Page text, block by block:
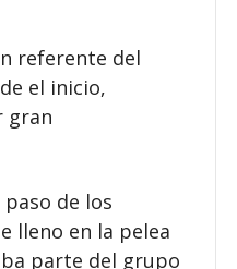
referente del
el inicio,
gran
de los
lleno en la pelea
parte del grupo